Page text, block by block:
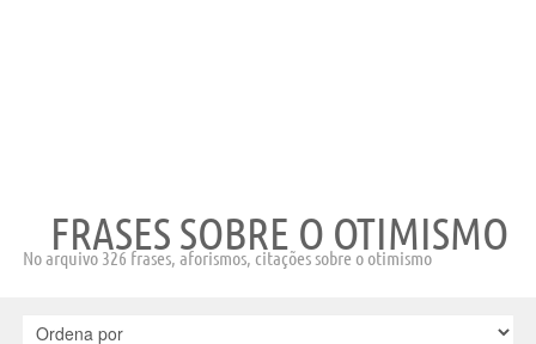
FRASES SOBRE O OTIMISMO
No arquivo 326 frases, aforismos, citações sobre o otimismo